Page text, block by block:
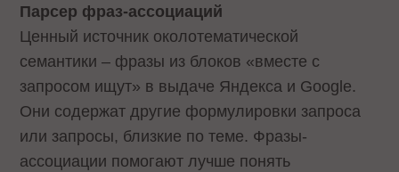
Парсер фраз-ассоциаций
Ценный источник околотематической
семантики – фразы из блоков «вместе с
запросом ищут» в выдаче Яндекса и Google.
Они содержат другие формулировки запроса
или запросы, близкие по теме. Фразы-
ассоциации помогают лучше понять